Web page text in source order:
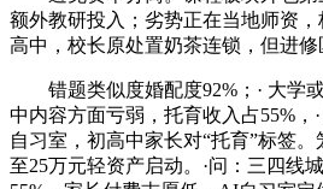
额外教研投入；劣势正在当地师资
高中，校长原处置奶茶连锁，但进修
错题类似度婚配度92%；· 大学
中内容方面亏弱，托育收入占55%，
自习室，初高中家长对“托育”标签
至25万元轻资产启动。·问：三四线